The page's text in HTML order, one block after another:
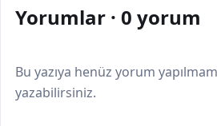
Yorumlar · 0 yorum
Bu yazıya henüz yorum
yazabilirsiniz.